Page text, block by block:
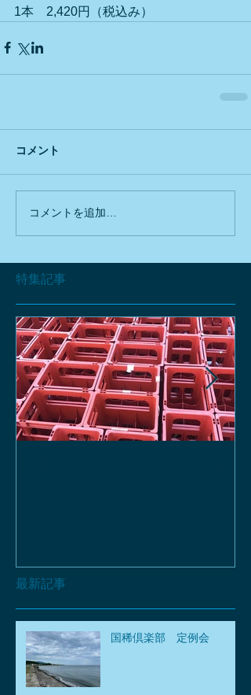
最新記事
特集記事
1本　2,420円（税込み）
コメント
コメントを追加…
国稀倶楽部 定例会